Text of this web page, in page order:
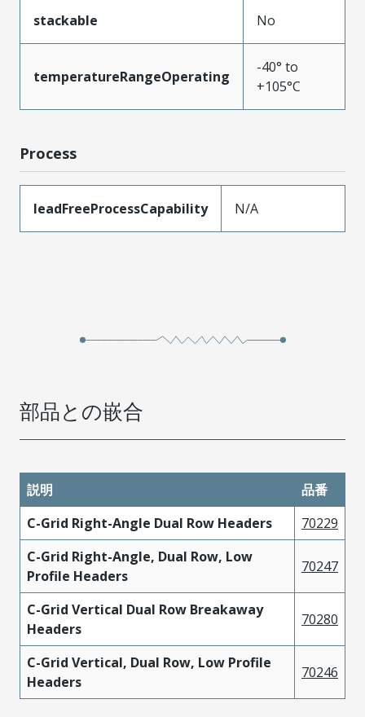
stackable No
temperatureRangeOperating
-40° to
+105°C
Process
leadFreeProcessCapability N/A
部品との嵌合
説明
品番
C-Grid Right-Angle Dual Row Headers
70229
C-Grid Right-Angle, Dual Row, Low
Profile Headers
70247
C-Grid Vertical Dual Row Breakaway
Headers
70280
C-Grid Vertical, Dual Row, Low Profile
Headers
70246